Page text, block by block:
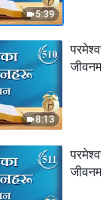
5:39
8:13